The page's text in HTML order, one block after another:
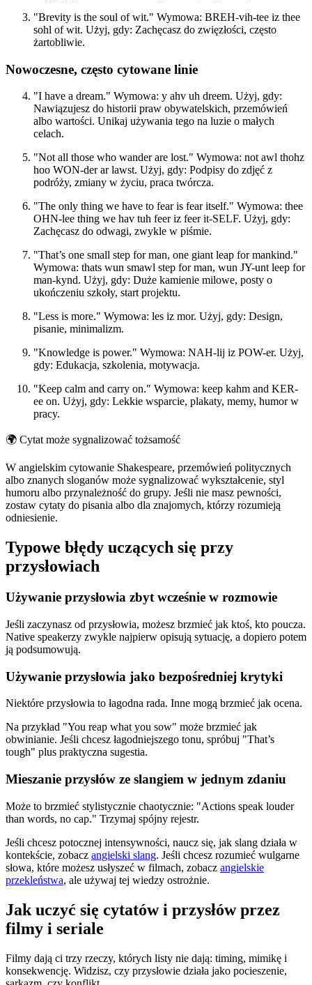
"Brevity is the soul of wit." Wymowa: BREH-vih-tee iz thee
sohl of wit. Użyj, gdy: Zachęcasz do zwięzłości, często
żartobliwie.
Nowoczesne, często cytowane linie
"I have a dream." Wymowa: y ahv uh dreem. Użyj, gdy:
Nawiązujesz do historii praw obywatelskich, przemówień
albo wartości. Unikaj używania tego na luzie o małych
celach.
"Not all those who wander are lost." Wymowa: not awl thohz
hoo WON-der ar lawst. Użyj, gdy: Podpisy do zdjęć z
podróży, zmiany w życiu, praca twórcza.
"The only thing we have to fear is fear itself." Wymowa: thee
OHN-lee thing we hav tuh feer iz feer it-SELF. Użyj, gdy:
Zachęcasz do odwagi, zwykle w piśmie.
"That’s one small step for man, one giant leap for mankind."
Wymowa: thats wun smawl step for man, wun JY-unt leep for
man-kynd. Użyj, gdy: Duże kamienie milowe, posty o
ukończeniu szkoły, start projektu.
"Less is more." Wymowa: les iz mor. Użyj, gdy: Design,
pisanie, minimalizm.
"Knowledge is power." Wymowa: NAH-lij iz POW-er. Użyj,
gdy: Edukacja, szkolenia, motywacja.
"Keep calm and carry on." Wymowa: keep kahm and KER-
ee on. Użyj, gdy: Lekkie wsparcie, plakaty, memy, humor w
pracy.
🌍 Cytat może sygnalizować tożsamość
W angielskim cytowanie Shakespeare, przemówień politycznych
albo znanych sloganów może sygnalizować wykształcenie, styl
humoru albo przynależność do grupy. Jeśli nie masz pewności,
zostaw cytaty do pisania albo dla znajomych, którzy rozumieją
odniesienie.
Typowe błędy uczących się przy
przysłowiach
Używanie przysłowia zbyt wcześnie w rozmowie
Jeśli zaczynasz od przysłowia, możesz brzmieć jak ktoś, kto poucza.
Native speakerzy zwykle najpierw opisują sytuację, a dopiero potem
ją podsumowują.
Używanie przysłowia jako bezpośredniej krytyki
Niektóre przysłowia to łagodna rada. Inne mogą brzmieć jak ocena.
Na przykład "You reap what you sow" może brzmieć jak
obwinianie. Jeśli chcesz łagodniejszego tonu, spróbuj "That’s
tough" plus praktyczna sugestia.
Mieszanie przysłów ze slangiem w jednym zdaniu
Może to brzmieć stylistycznie chaotycznie: "Actions speak louder
than words, no cap." Trzymaj spójny rejestr.
Jeśli chcesz potocznej intensywności, naucz się, jak slang działa w
kontekście, zobacz angielski slang. Jeśli chcesz rozumieć wulgarne
słowa, które możesz usłyszeć w filmach, zobacz angielskie
przekleństwa, ale używaj tej wiedzy ostrożnie.
Jak uczyć się cytatów i przysłów przez
filmy i seriale
Filmy dają ci trzy rzeczy, których listy nie dają: timing, mimikę i
konsekwencję. Widzisz, czy przysłowie działa jako pocieszenie,